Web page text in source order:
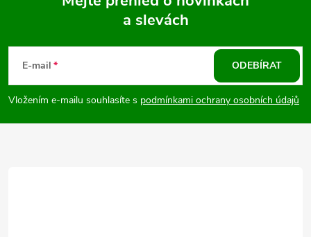
ý
p
i
s
p
a slevách
E-mail
Vložením e-mailu souhlasíte s podmínkami ochrany osobních údajů
ODEBÍRAT